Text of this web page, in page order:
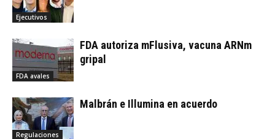
Ejecutivos
FDA avales
FDA autoriza mFlusiva, vacuna ARNm
gripal
Regulaciones
Malbrán e Illumina en acuerdo